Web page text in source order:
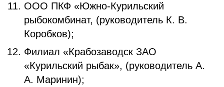
ООО ПКФ «Южно-Курильский
рыбокомбинат, (руководитель К. В.
Коробков);
Филиал «Крабозаводск ЗАО
«Курильский рыбак», (руководитель А.
А. Маринин);